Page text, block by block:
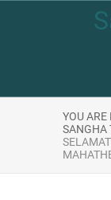
YOU ARE
SANGHA